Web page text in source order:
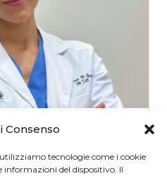
Consenso
tecnologie come i cookie
informazioni del dispositivo. Il